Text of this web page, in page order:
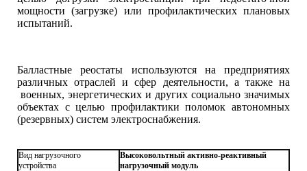
мощности (загрузке) или профилактических плановых
испытаний.
Балластные реостаты используются на предприятиях
различных отраслей и сфер деятельности, а также на
военных, энергетических и других социально значимых
объектах с целью профилактики поломок автономных
(резервных) систем электроснабжения.
Вид нагрузочного
устройства
Высоковольтный активно-реактивный
нагрузочный модуль